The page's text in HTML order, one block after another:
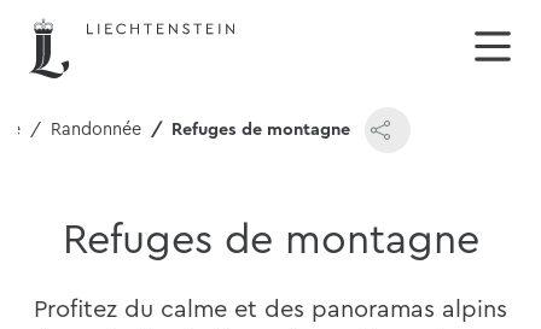
Randonnée Refuges de montagne
Refuges de montagne
Profitez du calme et des panoramas alpins